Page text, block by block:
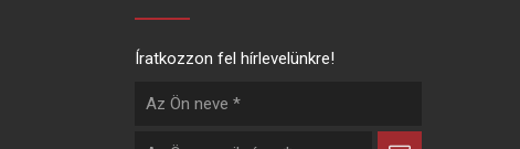
Íratkozzon fel hírlevelünkre!